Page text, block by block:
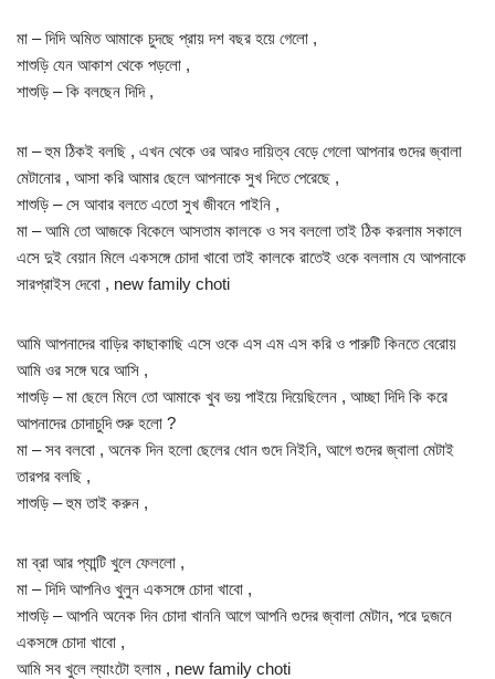
মা – দিদি অমিত আমাকে চুদছে প্রায় দশ বছর হয়ে গেলো ,
শাশুড়ি যেন আকাশ থেকে পড়লো ,
শাশুড়ি – কি বলছেন দিদি ,
মা – হুম ঠিকই বলছি , এখন থেকে ওর আরও দায়িত্ব বেড়ে গেলো আপনার গুদের জ্বালা
মেটানোর , আসা করি আমার ছেলে আপনাকে সুখ দিতে পেরেছে ,
শাশুড়ি – সে আবার বলতে এতো সুখ জীবনে পাইনি ,
মা – আমি তো আজকে বিকেলে আসতাম কালকে ও সব বললো তাই ঠিক করলাম সকালে
এসে দুই বেয়ান মিলে একসঙ্গে চোদা খাবো তাই কালকে রাতেই ওকে বললাম যে আপনাকে
সারপ্রাইস দেবো , new family choti
আমি আপনাদের বাড়ির কাছাকাছি এসে ওকে এস এম এস করি ও পারুটি কিনতে বেরোয়
আমি ওর সঙ্গে ঘরে আসি ,
শাশুড়ি – মা ছেলে মিলে তো আমাকে খুব ভয় পাইয়ে দিয়েছিলেন , আচ্ছা দিদি কি করে
আপনাদের চোদাচুদি শুরু হলো ?
মা – সব বলবো , অনেক দিন হলো ছেলের ধোন গুদে নিইনি, আগে গুদের জ্বালা মেটাই
তারপর বলছি ,
শাশুড়ি – হুম তাই করুন ,
মা ব্রা আর প্যান্টি খুলে ফেললো ,
মা – দিদি আপনিও খুলুন একসঙ্গে চোদা খাবো ,
শাশুড়ি – আপনি অনেক দিন চোদা খাননি আগে আপনি গুদের জ্বালা মেটান, পরে দুজনে
একসঙ্গে চোদা খাবো ,
আমি সব খুলে ল্যাংটো হলাম , new family choti